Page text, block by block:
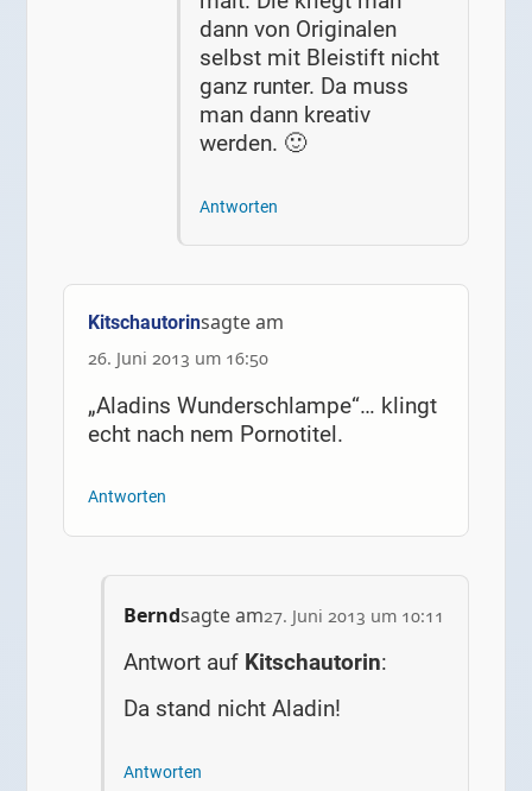
dann von Originalen
selbst mit Bleistift nicht
ganz runter. Da muss
man dann kreativ
werden. 🙂
Antworten
Kitschautorinsagte am
26. Juni 2013 um 16:50
„Aladins Wunderschlampe“… klingt
echt nach nem Pornotitel.
Antworten
Berndsagte am27. Juni 2013 um 10:11
Antwort auf Kitschautorin:
Da stand nicht Aladin!
Antworten